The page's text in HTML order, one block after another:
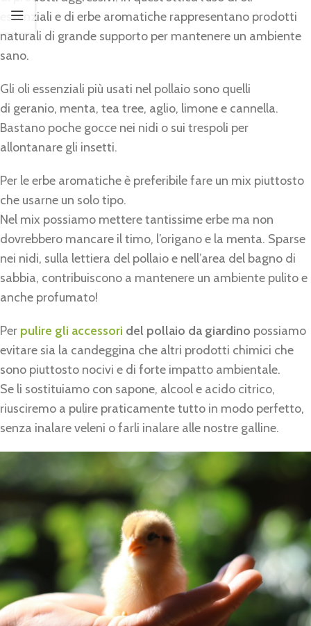
essenziali e di erbe aromatiche rappresentano prodotti
naturali di grande supporto per mantenere un ambiente
sano.
Gli oli essenziali più usati nel pollaio sono quelli
di geranio, menta, tea tree, aglio, limone e cannella.
Bastano poche gocce nei nidi o sui trespoli per
allontanare gli insetti.
Per le erbe aromatiche è preferibile fare un mix piuttosto
che usarne un solo tipo.
Nel mix possiamo mettere tantissime erbe ma non
dovrebbero mancare il timo, l’origano e la menta. Sparse
nei nidi, sulla lettiera del pollaio e nell’area del bagno di
sabbia, contribuiscono a mantenere un ambiente pulito e
anche profumato!
Per pulire gli accessori del pollaio da giardino possiamo
evitare sia la candeggina che altri prodotti chimici che
sono piuttosto nocivi e di forte impatto ambientale.
Se li sostituiamo con sapone, alcool e acido citrico,
riusciremo a pulire praticamente tutto in modo perfetto,
senza inalare veleni o farli inalare alle nostre galline.